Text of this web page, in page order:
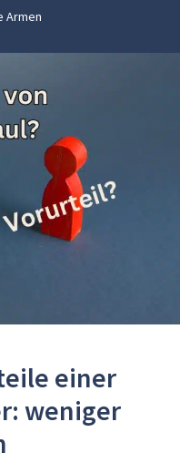
Armen
einer
weniger